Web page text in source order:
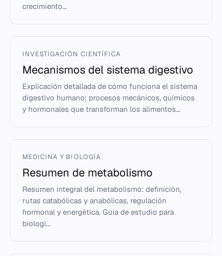
crecimiento...
INVESTIGACIÓN CIENTÍFICA
Mecanismos del sistema digestivo
Explicación detallada de cómo funciona el sistema
digestivo humano: procesos mecánicos, químicos
y hormonales que transforman los alimentos...
MEDICINA Y BIOLOGÍA
Resumen de metabolismo
Resumen integral del metabolismo: definición,
rutas catabólicas y anabólicas, regulación
hormonal y energética. Guía de estudio para
biologí...